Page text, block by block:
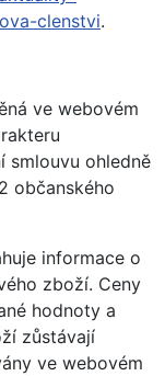
clenstvi.
ve webovém
smlouvu ohledně
občanského
informace o
zboží. Ceny
hodnoty a
zůstávají
ve webovém